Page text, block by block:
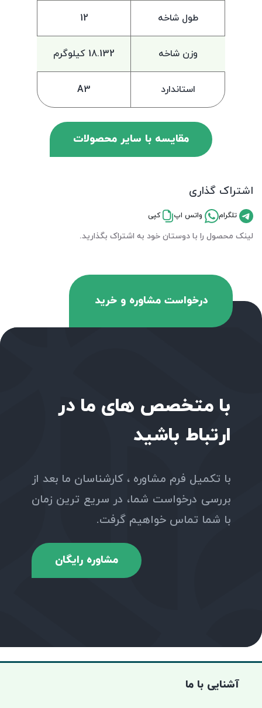
طول شاخه 12
وزن شاخه 18.132 کیلوگرم
استاندارد A3
مقایسه با سایر محصولات
اشتراک گذاری
تلگرام واتس اپ کپی
لینک محصول را با دوستان خود به اشتراک بگذارید.
درخواست مشاوره و خرید
با متخصص های ما در
ارتباط باشید
با تکمیل فرم مشاوره ، کارشناسان ما بعد از
بررسی درخواست شما، در سریع ترین زمان
با شما تماس خواهیم گرفت.
مشاوره رایگان
آشنایی با ما